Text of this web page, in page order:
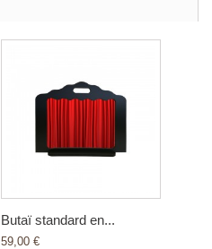
Butaï standard en...
59,00 €